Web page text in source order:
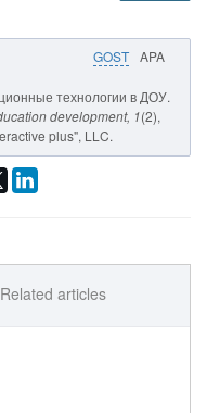
GOST APA
технологии в ДОУ.
development, 1(2),
plus", LLC.
Related articles